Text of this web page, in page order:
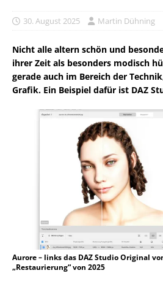
30. August 2025 Martin Dühning
Nicht alle altern schön und
ihrer Zeit als besonders modisch
gerade auch im Bereich der
Grafik. Ein Beispiel dafür ist DAZ
Aurore – links das DAZ Studio Original
„Restaurierung“ von 2025